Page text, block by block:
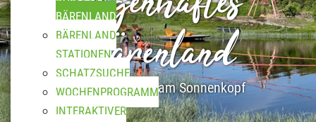
BÄRENLAND
BÄRENLAND
STATIONEN
SCHATZSUCHE
WOCHENPROGRAMM
INTERAKTIVER
Bärenland
Kinderparadies am Sonnenkopf